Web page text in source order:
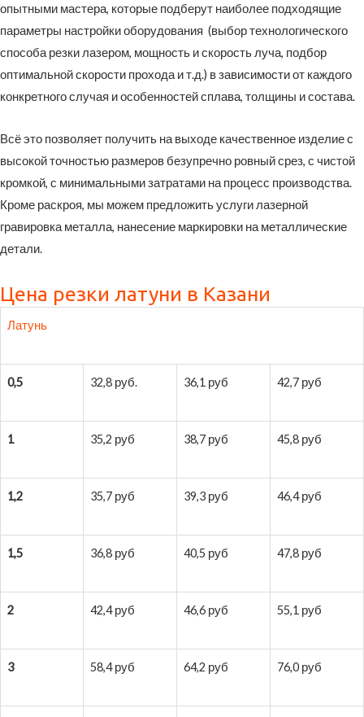
опытными мастера, которые подберут наиболее подходящие
параметры настройки оборудования (выбор технологического
способа резки лазером, мощность и скорость луча, подбор
оптимальной скорости прохода и т.д.) в зависимости от каждого
конкретного случая и особенностей сплава, толщины и состава.
Всё это позволяет получить на выходе качественное изделие с
высокой точностью размеров безупречно ровный срез, с чистой
кромкой, с минимальными затратами на процесс производства.
Кроме раскроя, мы можем предложить услуги лазерной
гравировка металла, нанесение маркировки на металлические
детали.
Цена резки латуни в Казани
Латунь
0,5 32,8 руб. 36,1 руб 42,7 руб
1 35,2 руб 38,7 руб 45,8 руб
1,2 35,7 руб 39,3 руб 46,4 руб
1,5 36,8 руб 40,5 руб 47,8 руб
2 42,4 руб 46,6 руб 55,1 руб
3 58,4 руб 64,2 руб 76,0 руб